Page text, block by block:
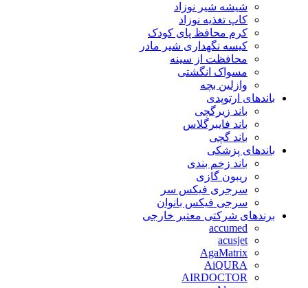
شیشه شیر نوزاد
کاپ تغذیه نوزاد
کرم محافظ پای کودک
کیسه نگهداری شیر مادر
محافظت از سینه
مسواک انگشتی
وازلین بچه
باندهای ارتوپدی
باند زیرگچی
باند فایبرگلاس
باند گچی
باندهای پزشکی
باند زخم بندی
ریبون گازی
سرجری فیکس سر
سرجی فیکس بانوان
برندهای شرکتی معتبر خارجی
accumed
acusjet
AgaMatrix
AiQURA
AIRDOCTOR